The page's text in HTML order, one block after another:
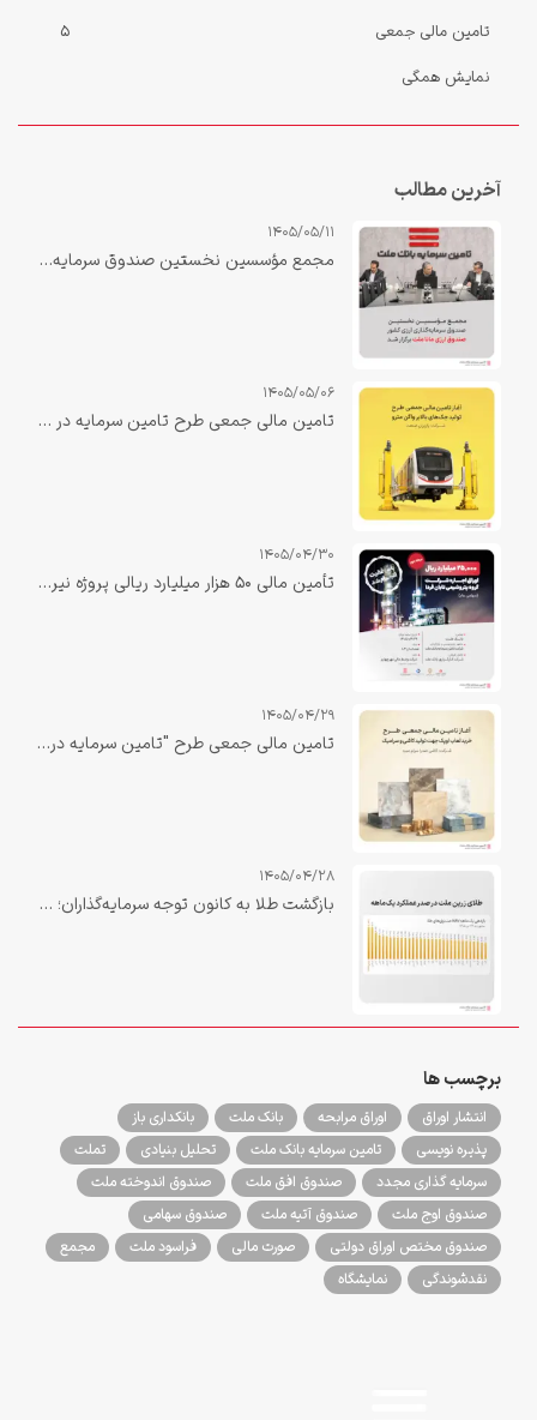
تامین مالی جمعی
5
نمایش همگی
آخرین مطالب
1405/05/11
مجمع مؤسسین نخستین صندوق سرمایه‌گذاری ارزی کشور «صندوق ارزی مانا ملت» برگزار شد.
1405/05/06
تامین مالی جمعی طرح تامین سرمایه در گردش جهت تولید جک‌های بالابر واگن مترو
1405/04/30
تأمین مالی ۵۰ هزار میلیارد ریالی پروژه نیروگاه صبا دهلران با نقش‌آفرینی تأمین سرمایه بانک ملت تکمیل شد
1405/04/29
تامین مالی جمعی طرح "تامین سرمایه در گردش خرید لعاب اوپک جهت تولید کاشی و سرامیک"
1405/04/28
بازگشت طلا به کانون توجه سرمایه‌گذاران؛ «زرین ملت» در صدر بازدهی یک‌ماهه صندوق‌های طلا
برچسب ها
انتشار اوراق اوراق مرابحه بانک ملت
بانکداری باز
پذیره نویسی
تامین سرمایه بانک ملت تحلیل بنیادی
تملت
سرمایه گذاری مجدد
صندوق افق ملت
صندوق اندوخته ملت
صندوق اوج ملت
صندوق آتیه ملت
صندوق سهامی
صندوق مختص اوراق دولتی
صورت مالی فراسود ملت
مجمع
نقدشوندگی
نمایشگاه